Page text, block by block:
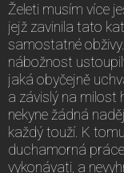
Želeti musím více
jejž zavinila tato
samostatné
nábožnost
jaká obyčejně
a závislý na milost
nekyne žádná
každý touží. K
duchamorná
vykonávati, a